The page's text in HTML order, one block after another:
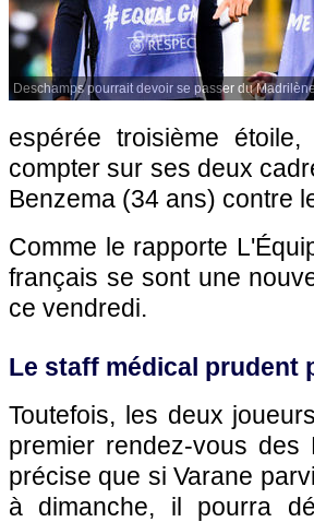
Deschamps pourrait devoir se passer du
espérée troisième
compter sur ses deux
Benzema (34 ans) contre
Comme le rapporte
français se sont une
ce vendredi.
Le staff médical prudent
Toutefois, les deux
premier rendez-vous
précise que si Varane
à dimanche, il pourra